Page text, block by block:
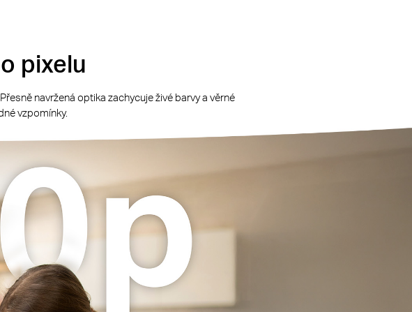
pixelu
navržená optika zachycuje živé barvy a věrné
vzpomínky.